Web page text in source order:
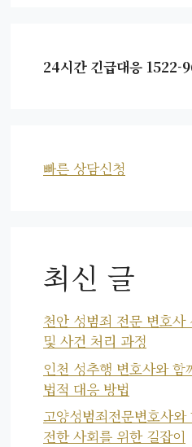
24시간 긴급대응 1522-
빠른 상담신청
최신 글
천안 성범죄 전문 변호사
및 사건 처리 과정
인천 성추행 변호사와 함
법적 대응 방법
고양성범죄전문변호사와
전한 사회를 위한 길잡이